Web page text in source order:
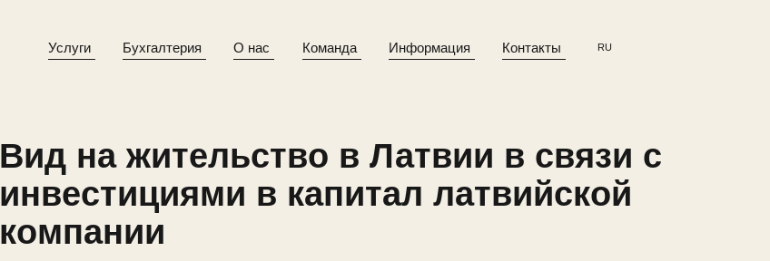
Услуги Бухгалтерия О нас Команда Информация Контакты RU
Вид на жительство в Латвии в связи с
инвестициями в капитал латвийской
компании